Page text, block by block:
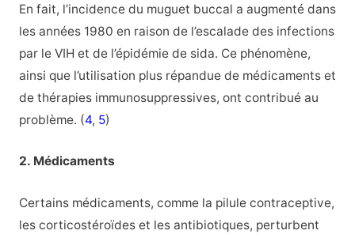
En fait, l’incidence du muguet buccal a augmenté dans
les années 1980 en raison de l’escalade des infections
par le VIH et de l’épidémie de sida. Ce phénomène,
ainsi que l’utilisation plus répandue de médicaments et
de thérapies immunosuppressives, ont contribué au
problème. (4, 5)
2. Médicaments
Certains médicaments, comme la pilule contraceptive,
les corticostéroïdes et les antibiotiques, perturbent